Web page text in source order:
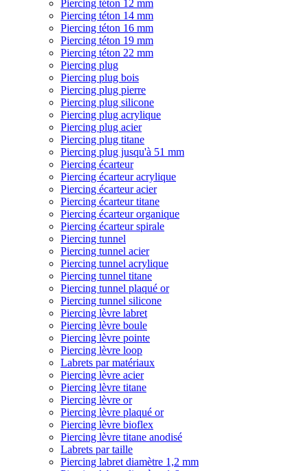
Piercing téton 12 mm
Piercing téton 14 mm
Piercing téton 16 mm
Piercing téton 19 mm
Piercing téton 22 mm
Piercing plug
Piercing plug bois
Piercing plug pierre
Piercing plug silicone
Piercing plug acrylique
Piercing plug acier
Piercing plug titane
Piercing plug jusqu'à 51 mm
Piercing écarteur
Piercing écarteur acrylique
Piercing écarteur acier
Piercing écarteur titane
Piercing écarteur organique
Piercing écarteur spirale
Piercing tunnel
Piercing tunnel acier
Piercing tunnel acrylique
Piercing tunnel titane
Piercing tunnel plaqué or
Piercing tunnel silicone
Piercing lèvre labret
Piercing lèvre boule
Piercing lèvre pointe
Piercing lèvre loop
Labrets par matériaux
Piercing lèvre acier
Piercing lèvre titane
Piercing lèvre or
Piercing lèvre plaqué or
Piercing lèvre bioflex
Piercing lèvre titane anodisé
Labrets par taille
Piercing labret diamètre 1,2 mm